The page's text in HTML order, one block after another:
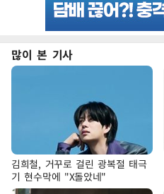
많이 본 기사
김희철, 거꾸로 걸린 광복절 태극
기 현수막에 "X돌았네"